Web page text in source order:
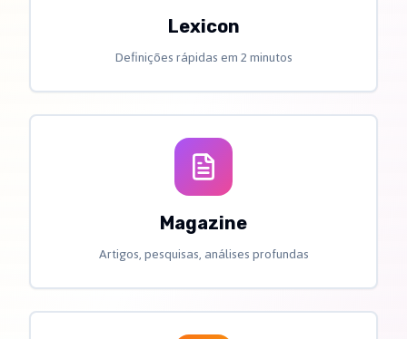
Lexicon
Definições rápidas em 2 minutos
Magazine
Artigos, pesquisas, análises profundas